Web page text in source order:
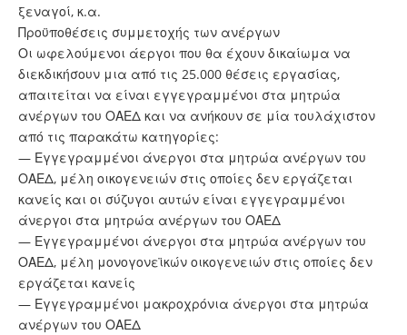
ξεναγοί, κ.α.
Προϋποθέσεις συμμετοχής των ανέργων
Οι ωφελούμενοι άεργοι που θα έχουν δικαίωμα να
διεκδικήσουν μια από τις 25.000 θέσεις εργασίας,
απαιτείται να είναι εγγεγραμμένοι στα μητρώα
ανέργων του ΟΑΕΔ και να ανήκουν σε μία τουλάχιστον
από τις παρακάτω κατηγορίες:
— Εγγεγραμμένοι άνεργοι στα μητρώα ανέργων του
ΟΑΕΔ, μέλη οικογενειών στις οποίες δεν εργάζεται
κανείς και οι σύζυγοι αυτών είναι εγγεγραμμένοι
άνεργοι στα μητρώα ανέργων του ΟΑΕΔ
— Εγγεγραμμένοι άνεργοι στα μητρώα ανέργων του
ΟΑΕΔ, μέλη μονογονεϊκών οικογενειών στις οποίες δεν
εργάζεται κανείς
— Εγγεγραμμένοι μακροχρόνια άνεργοι στα μητρώα
ανέργων του ΟΑΕΔ